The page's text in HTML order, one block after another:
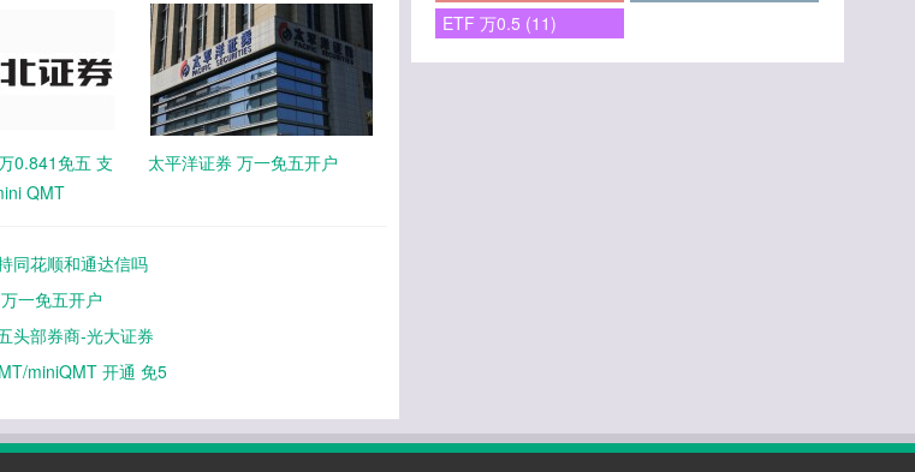
0.841免五 支
QMT
太平洋证券 万一免五开户
同花顺和通达信吗
一免五开户
头部券商-光大证券
miniQMT 开通 免5
ETF 万0.5 (11)